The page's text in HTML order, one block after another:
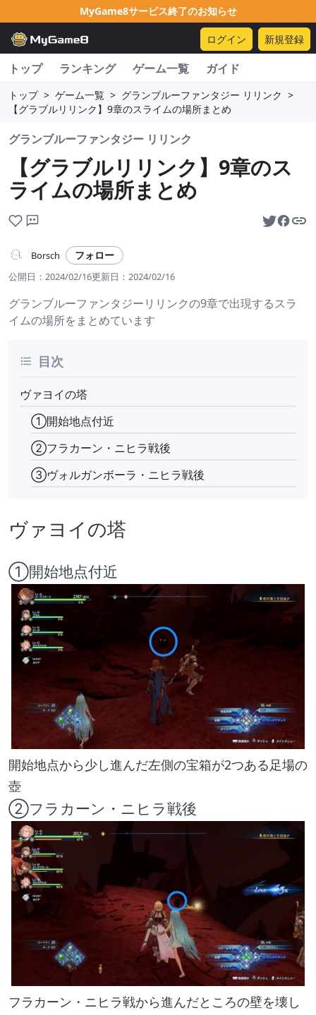
MyGame8サービス終了のお知らせ
ログイン 新規登録
トップ ランキング ゲーム一覧 ガイド
トップ > ゲーム一覧 > グランブルーファンタジー リリンク >
【グラブルリリンク】9章のスライムの場所まとめ
グランブルーファンタジー リリンク
【グラブルリリンク】9章のス
ライムの場所まとめ
Borsch フォロー
公開日： 2024/02/16更新日： 2024/02/16
グランブルーファンタジーリリンクの9章で出現するスラ
イムの場所をまとめています
目次
ヴァヨイの塔
①開始地点付近
②フラカーン・ニヒラ戦後
③ヴォルガンボーラ・ニヒラ戦後
ヴァヨイの塔
①開始地点付近
開始地点から少し進んだ左側の宝箱が2つある足場の
壺
②フラカーン・ニヒラ戦後
フラカーン・ニヒラ戦から進んだところの壁を壊し